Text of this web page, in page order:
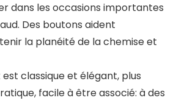
dans les occasions importantes
Des boutons aident
la planéité de la chemise et
est classique et élégant, plus
facile à être associé: à des